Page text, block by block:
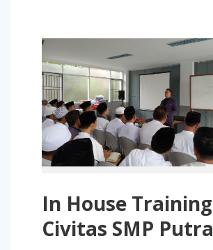
In House Training
Civitas SMP Putra